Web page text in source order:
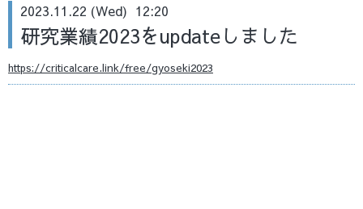
2023.11.22 (Wed) 12:20
研究業績2023をupdateしました
https://criticalcare.link/free/gyoseki2023